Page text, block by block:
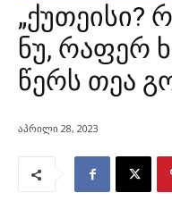
ნუ, რაფერ
წერს თეა
აპრილი 28, 2023